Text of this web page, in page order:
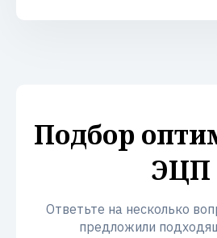
Подбор
ЭЦП
Ответьте на несколько
предложили